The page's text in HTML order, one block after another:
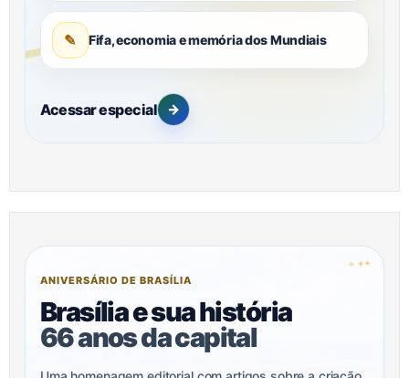
✎ Fifa, economia e memória dos Mundiais
Acessar especial →
✦ ✦✦
ANIVERSÁRIO DE BRASÍLIA
Brasília e sua história
66 anos da capital